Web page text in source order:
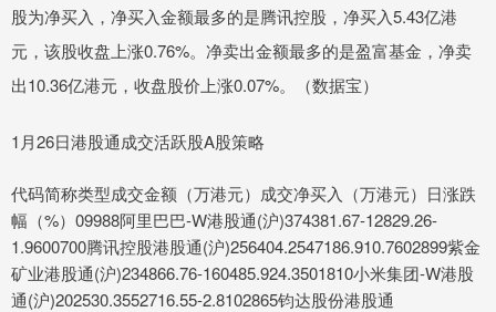
股为净买入，净买入金额最多的是腾讯控股，净买入5.43亿港
元，该股收盘上涨0.76%。净卖出金额最多的是盈富基金，净卖
出10.36亿港元，收盘股价上涨0.07%。（数据宝）
1月26日港股通成交活跃股A股策略
代码简称类型成交金额（万港元）成交净买入（万港元）日涨跌
幅（%）09988阿里巴巴-W港股通(沪)374381.67-12829.26-
1.9600700腾讯控股港股通(沪)256404.2547186.910.7602899紫金
矿业港股通(沪)234866.76-160485.924.3501810小米集团-W港股
通(沪)202530.3552716.55-2.8102865钧达股份港股通